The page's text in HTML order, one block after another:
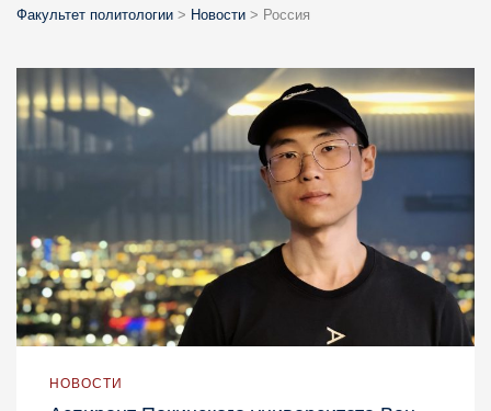
Факультет политологии > Новости > Россия
НОВОСТИ